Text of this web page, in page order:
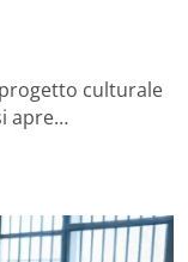
culturale
apre…